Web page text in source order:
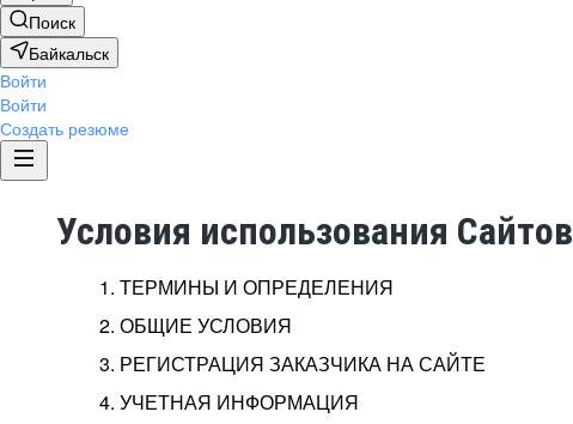
Поиск
Байкальск
Войти
Войти
Создать резюме
Условия использования Сайтов
1. ТЕРМИНЫ И ОПРЕДЕЛЕНИЯ
2. ОБЩИЕ УСЛОВИЯ
3. РЕГИСТРАЦИЯ ЗАКАЗЧИКА НА САЙТЕ
4. УЧЕТНАЯ ИНФОРМАЦИЯ